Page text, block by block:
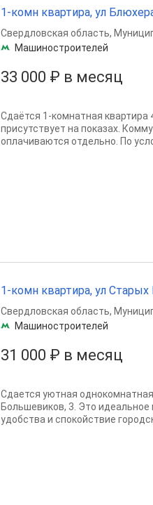
1-комн квартира, ул
33 000 ₽ в месяц
Свердловская область,
Машиностроителей
Сдаётся 1-комнатная квартира
присутствует на показах.
оплачиваются отдельно. По
1-комн квартира, ул
31 000 ₽ в месяц
Свердловская область,
Машиностроителей
Сдается уютная
Большевиков, 3. Это
удобства и спокойствие